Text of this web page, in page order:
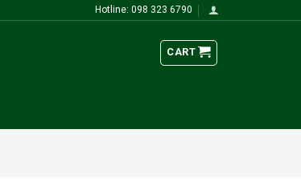
Hotline: 098 323 6790
CART